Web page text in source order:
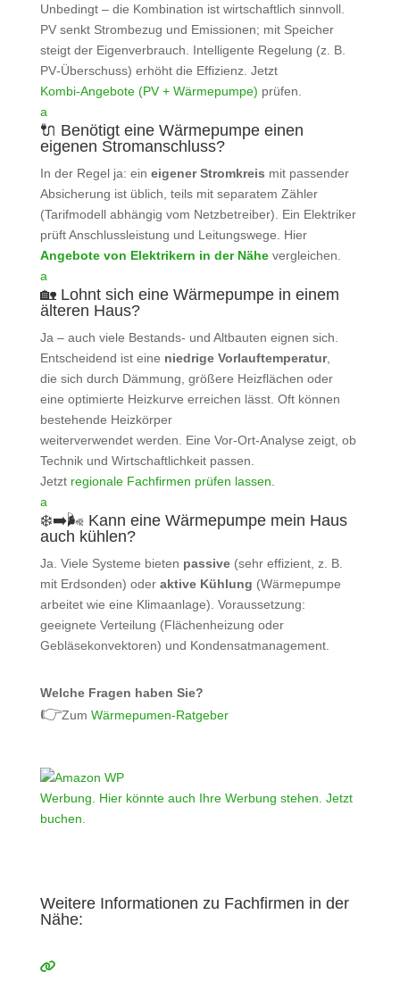
Unbedingt – die Kombination ist wirtschaftlich sinnvoll.
PV senkt Strombezug und Emissionen; mit Speicher
steigt der Eigenverbrauch. Intelligente Regelung (z. B.
PV‑Überschuss) erhöht die Effizienz. Jetzt
Kombi‑Angebote (PV + Wärmepumpe) prüfen.
a
🔌 Benötigt eine Wärmepumpe einen
eigenen Stromanschluss?
In der Regel ja: ein eigener Stromkreis mit passender
Absicherung ist üblich, teils mit separatem Zähler
(Tarifmodell abhängig vom Netzbetreiber). Ein Elektriker
prüft Anschlussleistung und Leitungswege. Hier
Angebote von Elektrikern in der Nähe vergleichen.
a
🏡 Lohnt sich eine Wärmepumpe in einem
älteren Haus?
Ja – auch viele Bestands- und Altbauten eignen sich.
Entscheidend ist eine niedrige Vorlauftemperatur,
die sich durch Dämmung, größere Heizflächen oder
eine optimierte Heizkurve erreichen lässt. Oft können
bestehende Heizkörper
weiterverwendet werden. Eine Vor-Ort‑Analyse zeigt, ob
Technik und Wirtschaftlichkeit passen.
Jetzt regionale Fachfirmen prüfen lassen.
a
❄️➡️🌬️ Kann eine Wärmepumpe mein Haus
auch kühlen?
Ja. Viele Systeme bieten passive(sehr effizient, z. B.
mit Erdsonden) oder aktive Kühlung (Wärmepumpe
arbeitet wie eine Klimaanlage). Voraussetzung:
geeignete Verteilung (Flächenheizung oder
Gebläsekonvektoren) und Kondensatmanagement.
Welche Fragen haben Sie?
👉Zum Wärmepumen-Ratgeber
Werbung. Hier könnte auch Ihre Werbung stehen. Jetzt
buchen.
Weitere Informationen zu Fachfirmen in der
Nähe: